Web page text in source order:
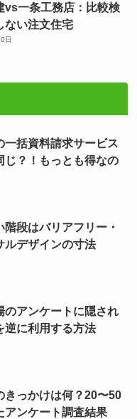
vs一条工務店：比較検
ない注文住宅
日
一括資料請求サービス
じ？！もっとも得なの
階段はバリアフリー・
ルデザインの寸法
のアンケートに隠され
逆に利用する方法
きっかけは何？20〜50
アンケート調査結果